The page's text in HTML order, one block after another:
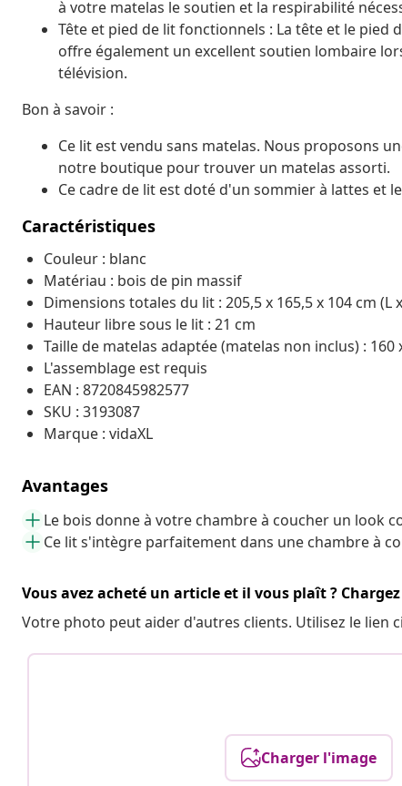
à votre matelas le soutien et la respirabilité
Tête et pied de lit fonctionnels : La tête et le
offre également un excellent soutien lombaire
télévision.
Bon à savoir :
Ce lit est vendu sans matelas. Nous proposons
notre boutique pour trouver un matelas assorti.
Ce cadre de lit est doté d'un sommier à lattes et
Caractéristiques
Couleur : blanc
Matériau : bois de pin massif
Dimensions totales du lit : 205,5 x 165,5 x 104 cm (L
Hauteur libre sous le lit : 21 cm
Taille de matelas adaptée (matelas non inclus) : 160
L'assemblage est requis
EAN : 8720845982577
SKU : 3193087
Marque : vidaXL
Avantages
Le bois donne à votre chambre à coucher un look
Ce lit s'intègre parfaitement dans une chambre à
Vous avez acheté un article et il vous plaît ?
Votre photo peut aider d'autres clients. Utilisez le lien
Charger l'image